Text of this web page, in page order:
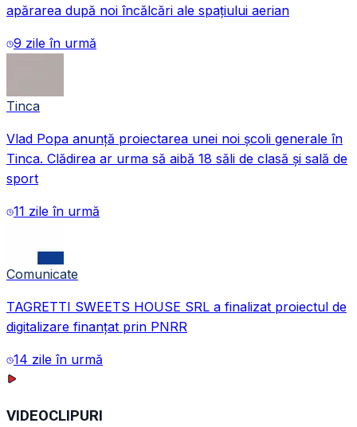
apărarea după noi încălcări ale spațiului aerian
9 zile în urmă
Tinca
Vlad Popa anunță proiectarea unei noi școli generale în
Tinca. Clădirea ar urma să aibă 18 săli de clasă și sală de
sport
11 zile în urmă
Comunicate
TAGRETTI SWEETS HOUSE SRL a finalizat proiectul de
digitalizare finanțat prin PNRR
14 zile în urmă
VIDEOCLIPURI